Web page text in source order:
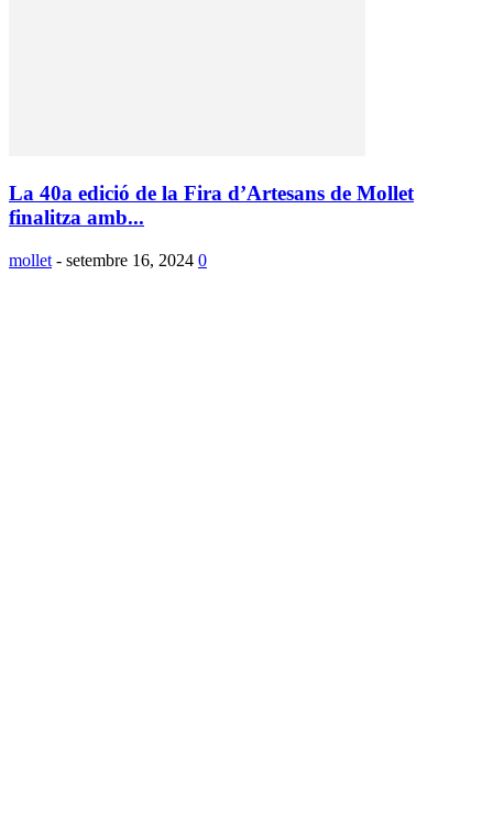
La 40a edició de la Fira d’Artesans de Mollet
finalitza amb...
mollet - setembre 16, 2024 0